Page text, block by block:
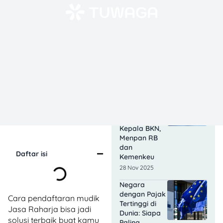
Daftar isi
Cara pendaftaran mudik
Jasa Raharja bisa jadi
solusi terbaik buat kamu
Kepala BKN,
Menpan RB
dan
Kemenkeu
28 Nov 2025
Negara
dengan Pajak
Tertinggi di
Dunia: Siapa